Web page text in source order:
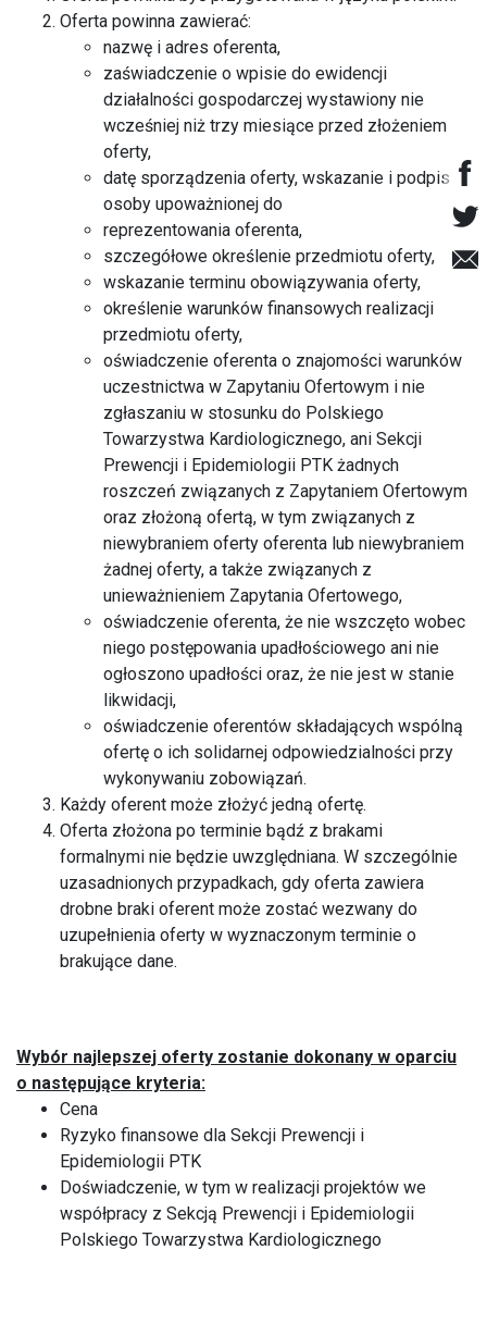
Oferta powinna zawierać:
nazwę i adres oferenta,
zaświadczenie o wpisie do ewidencji
działalności gospodarczej wystawiony nie
wcześniej niż trzy miesiące przed złożeniem
oferty,
datę sporządzenia oferty, wskazanie i podpis
osoby upoważnionej do
reprezentowania oferenta,
szczegółowe określenie przedmiotu oferty,
wskazanie terminu obowiązywania oferty,
określenie warunków finansowych realizacji
przedmiotu oferty,
oświadczenie oferenta o znajomości warunków
uczestnictwa w Zapytaniu Ofertowym i nie
zgłaszaniu w stosunku do Polskiego
Towarzystwa Kardiologicznego, ani Sekcji
Prewencji i Epidemiologii PTK żadnych
roszczeń związanych z Zapytaniem Ofertowym
oraz złożoną ofertą, w tym związanych z
niewybraniem oferty oferenta lub niewybraniem
żadnej oferty, a także związanych z
unieważnieniem Zapytania Ofertowego,
oświadczenie oferenta, że nie wszczęto wobec
niego postępowania upadłościowego ani nie
ogłoszono upadłości oraz, że nie jest w stanie
likwidacji,
oświadczenie oferentów składających wspólną
ofertę o ich solidarnej odpowiedzialności przy
wykonywaniu zobowiązań.
Każdy oferent może złożyć jedną ofertę.
Oferta złożona po terminie bądź z brakami
formalnymi nie będzie uwzględniana. W szczególnie
uzasadnionych przypadkach, gdy oferta zawiera
drobne braki oferent może zostać wezwany do
uzupełnienia oferty w wyznaczonym terminie o
brakujące dane.
Wybór najlepszej oferty zostanie dokonany w oparciu
o następujące kryteria:
Cena
Ryzyko finansowe dla Sekcji Prewencji i
Epidemiologii PTK
Doświadczenie, w tym w realizacji projektów we
współpracy z Sekcją Prewencji i Epidemiologii
Polskiego Towarzystwa Kardiologicznego